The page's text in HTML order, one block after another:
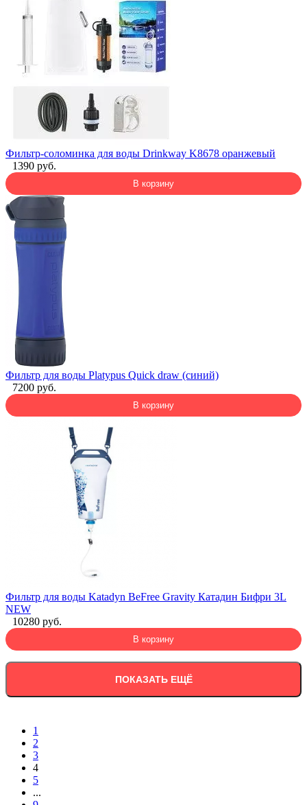
Фильтр-соломинка для воды Drinkway K8678 оранжевый
1390 руб.
В корзину
Фильтр для воды Platypus Quick draw (синий)
7200 руб.
В корзину
Фильтр для воды Katadyn BeFree Gravity Катадин Бифри 3L
NEW
10280 руб.
В корзину
ПОКАЗАТЬ ЕЩЁ
1
2
3
4
5
...